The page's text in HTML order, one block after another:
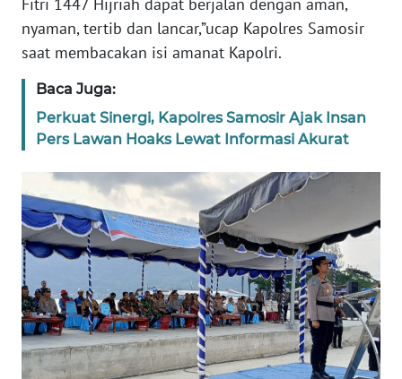
Fitri 1447 Hijriah dapat berjalan dengan aman,
nyaman, tertib dan lancar,”ucap Kapolres Samosir
saat membacakan isi amanat Kapolri.
Baca Juga:
Perkuat Sinergi, Kapolres Samosir Ajak Insan
Pers Lawan Hoaks Lewat Informasi Akurat
WN
KALBAR
KALTENG
WN
KALTARA
WN
KALSEL
WN
KALTIM